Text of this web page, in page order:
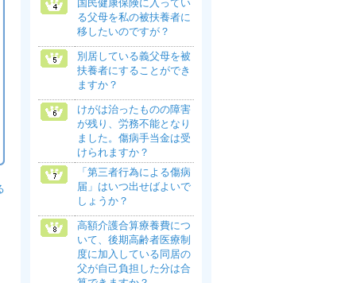
国民健康保険に入ってい
る父母を私の被扶養者に
移したいのですが？
別居している義父母を被
扶養者にすることができ
ますか？
けがは治ったものの障害
が残り、労務不能となり
ました。傷病手当金は受
けられますか？
「第三者行為による傷病
届」はいつ出せばよいで
しょうか？
高額介護合算療養費につ
いて、後期高齢者医療制
度に加入している同居の
父が自己負担した分は合